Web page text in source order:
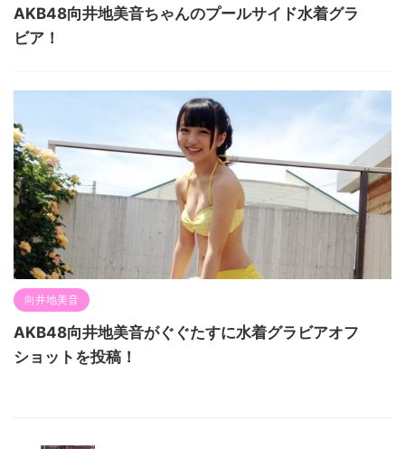
AKB48向井地美音ちゃんのプールサイド水着グラ
ビア！
向井地美音
AKB48向井地美音がぐぐたすに水着グラビアオフ
ショットを投稿！